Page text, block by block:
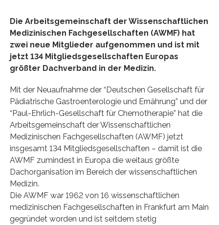
Die Arbeitsgemeinschaft der Wissenschaftlichen
Medizinischen Fachgesellschaften (AWMF) hat
zwei neue Mitglieder aufgenommen und ist mit
jetzt 134 Mitgliedsgesellschaften Europas
größter Dachverband in der Medizin.
Mit der Neuaufnahme der “Deutschen Gesellschaft für
Pädiatrische Gastroenterologie und Ernährung” und der
“Paul-Ehrlich-Gesellschaft für Chemotherapie” hat die
Arbeitsgemeinschaft der Wissenschaftlichen
Medizinischen Fachgesellschaften (AWMF) jetzt
insgesamt 134 Mitgliedsgesellschaften – damit ist die
AWMF zumindest in Europa die weitaus größte
Dachorganisation im Bereich der wissenschaftlichen
Medizin.
Die AWMF war 1962 von 16 wissenschaftlichen
medizinischen Fachgesellschaften in Frankfurt am Main
gegründet worden und ist seitdem stetig